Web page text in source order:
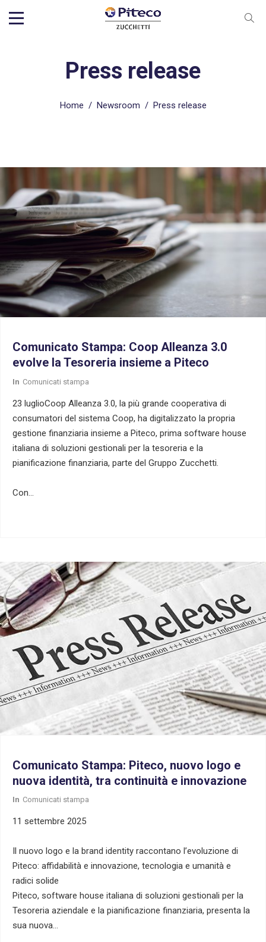
Press release
Home / Newsroom / Press release
Comunicato Stampa: Coop Alleanza 3.0
evolve la Tesoreria insieme a Piteco
In Comunicati stampa
23 luglioCoop Alleanza 3.0, la più grande cooperativa di
consumatori del sistema Coop, ha digitalizzato la propria
gestione finanziaria insieme a Piteco, prima software house
italiana di soluzioni gestionali per la tesoreria e la
pianificazione finanziaria, parte del Gruppo Zucchetti.
Con…
Comunicato Stampa: Piteco, nuovo logo e
nuova identità, tra continuità e innovazione
In Comunicati stampa
11 settembre 2025
Il nuovo logo e la brand identity raccontano l’evoluzione di
Piteco: affidabilità e innovazione, tecnologia e umanità e
radici solide
Piteco, software house italiana di soluzioni gestionali per la
Tesoreria aziendale e la pianificazione finanziaria, presenta la
sua nuova…